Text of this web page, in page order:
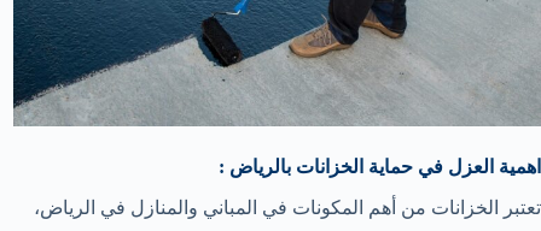
اهمية العزل في حماية الخزانات بالرياض :
تعتبر الخزانات من أهم المكونات في المباني والمنازل في الرياض،